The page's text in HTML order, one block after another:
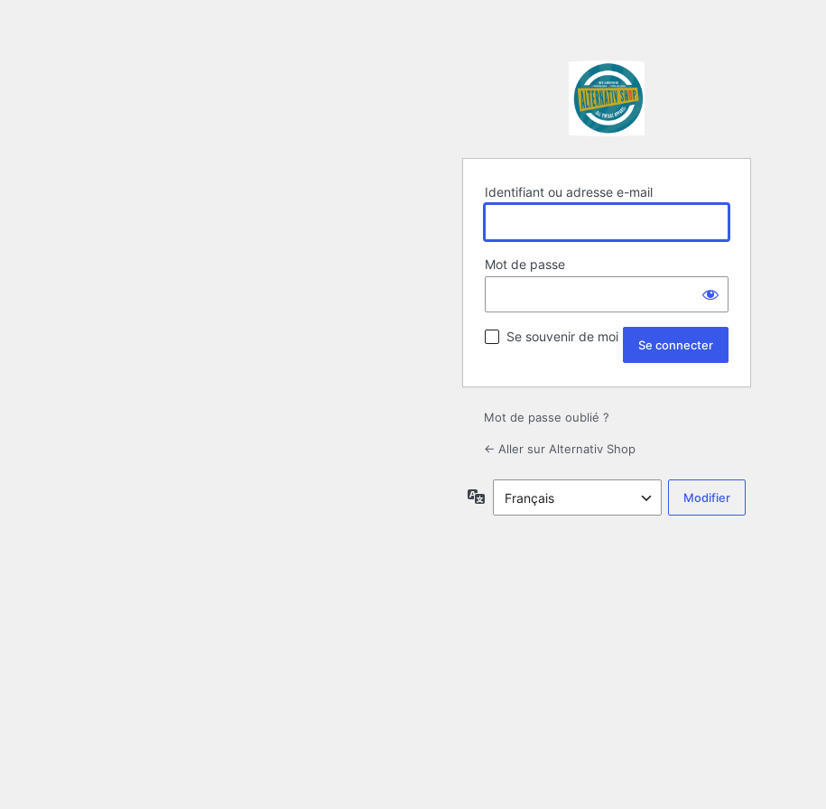
Identifiant ou adresse e-mail
Mot de passe
Se souvenir de moi
Mot de passe oublié ?
← Aller sur Alternativ Shop
Langue